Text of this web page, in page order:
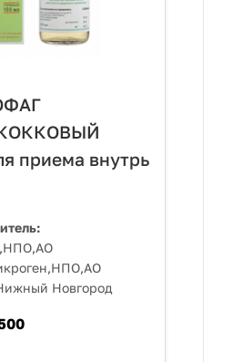
приема внутрь
Новгород